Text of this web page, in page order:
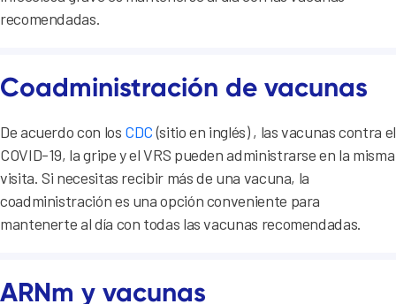
recomendadas.
Coadministración de vacunas
De acuerdo con los CDC(sitio en inglés) , las vacunas contra el
COVID-19, la gripe y el VRS pueden administrarse en la misma
visita. Si necesitas recibir más de una vacuna, la
coadministración es una opción conveniente para
mantenerte al día con todas las vacunas recomendadas.
ARNm y vacunas